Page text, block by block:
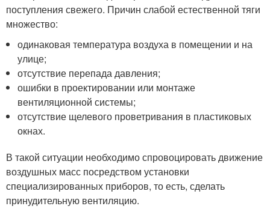
поступления свежего. Причин слабой естественной тяги
множество:
одинаковая температура воздуха в помещении и на
улице;
отсутствие перепада давления;
ошибки в проектировании или монтаже
вентиляционной системы;
отсутствие щелевого проветривания в пластиковых
окнах.
В такой ситуации необходимо спровоцировать движение
воздушных масс посредством установки
специализированных приборов, то есть, сделать
принудительную вентиляцию.